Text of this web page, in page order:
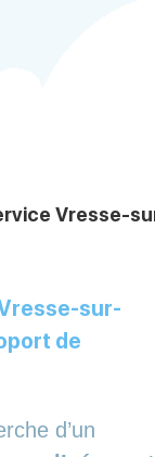
Vresse-
sur-
de
d’un